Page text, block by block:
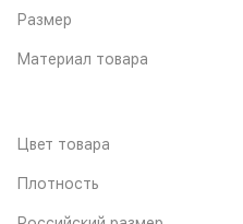
Размер
Материал товара
Цвет товара
Плотность